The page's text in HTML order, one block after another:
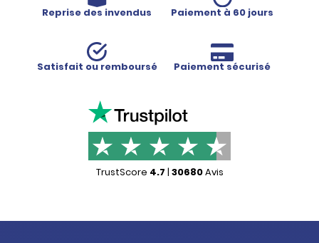
Reprise des invendus Paiement à 60 jours
Satisfait ou remboursé Paiement sécurisé
TrustScore 4.7 | 30680Avis